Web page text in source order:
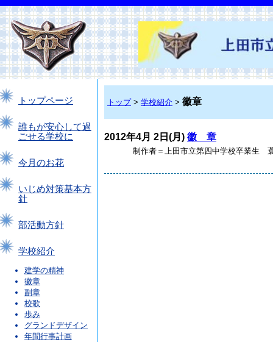
トップページ
誰もが安心して過
ごせる学校に
今月のお花
いじめ対策基本方
針
部活動方針
学校紹介
建学の精神
徽章
副章
校歌
歩み
グランドデザイン
年間行事計画
トップ> 学校紹介 > 徽章
2012年4月 2日(月) 徽 章
制作者＝上田市立第四中学校卒業